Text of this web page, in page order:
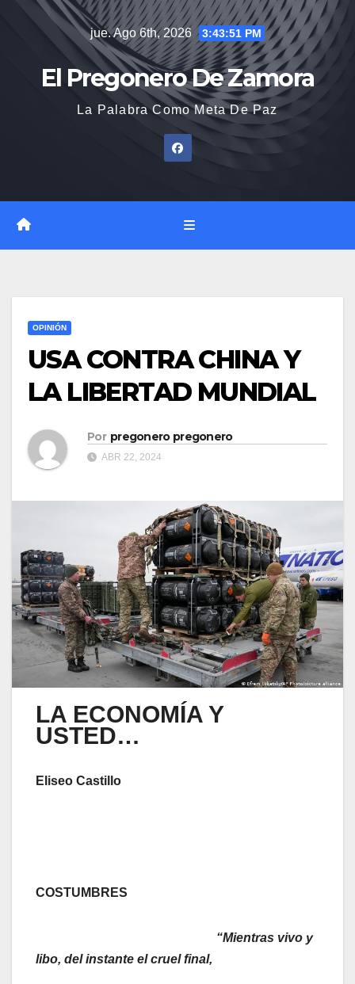
jue. Ago 6th, 2026 3:43:52 PM
El Pregonero De Zamora
La Palabra Como Meta De Paz
OPINIÓN
USA CONTRA CHINA Y
LA LIBERTAD MUNDIAL
Por pregonero pregonero
ABR 22, 2024
LA ECONOMÍA Y
USTED…
Eliseo Castillo
COSTUMBRES
“Mientras vivo y
libo, del instante el cruel final,